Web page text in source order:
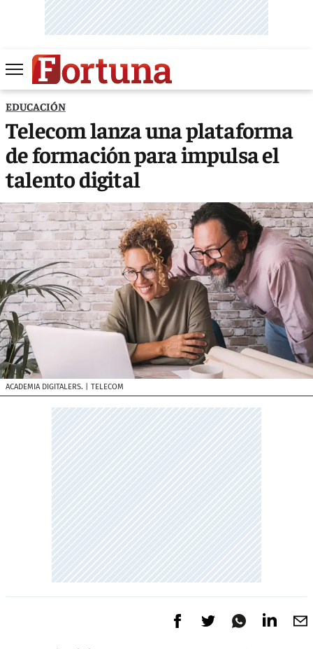
EDUCACIÓN
Telecom lanza una plataforma
de formación para impulsa el
talento digital
ACADEMIA DIGITALERS. | TELECOM